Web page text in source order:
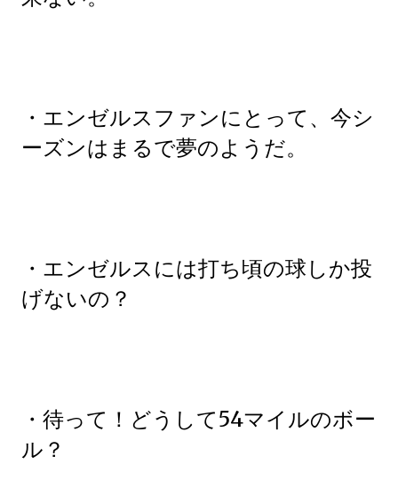
・エンゼルスファンにとって、今シ
ーズンはまるで夢のようだ。
・エンゼルスには打ち頃の球しか投
げないの？
・待って！どうして54マイルのボー
ル？